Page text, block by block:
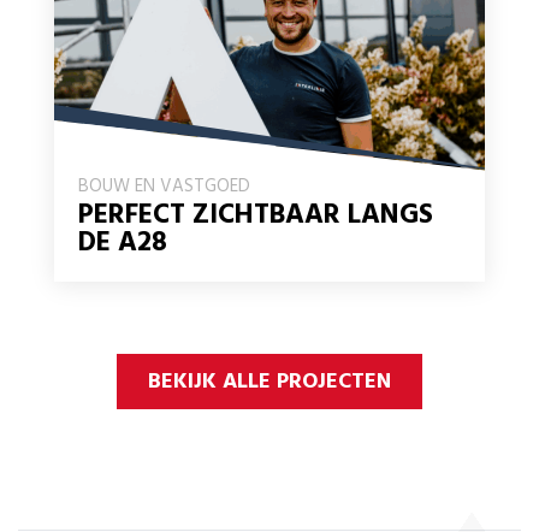
BOUW EN VASTGOED
PERFECT ZICHTBAAR LANGS
DE A28
BEKIJK ALLE PROJECTEN